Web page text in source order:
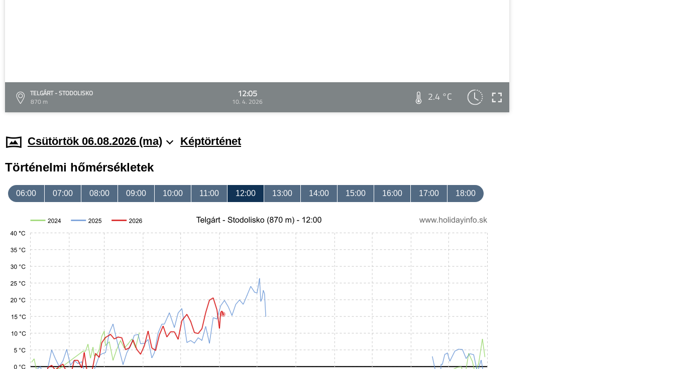
TELGÁRT - STODOLISKO
870 m
12:05
10. 4. 2026 2.4 °C
Csütörtök 06.08.2026 (ma) Képtörténet
Történelmi hőmérsékletek
06:00 07:00 08:00 09:00 10:00 11:00 12:00 13:00 14:00 15:00 16:00 17:00 18:00